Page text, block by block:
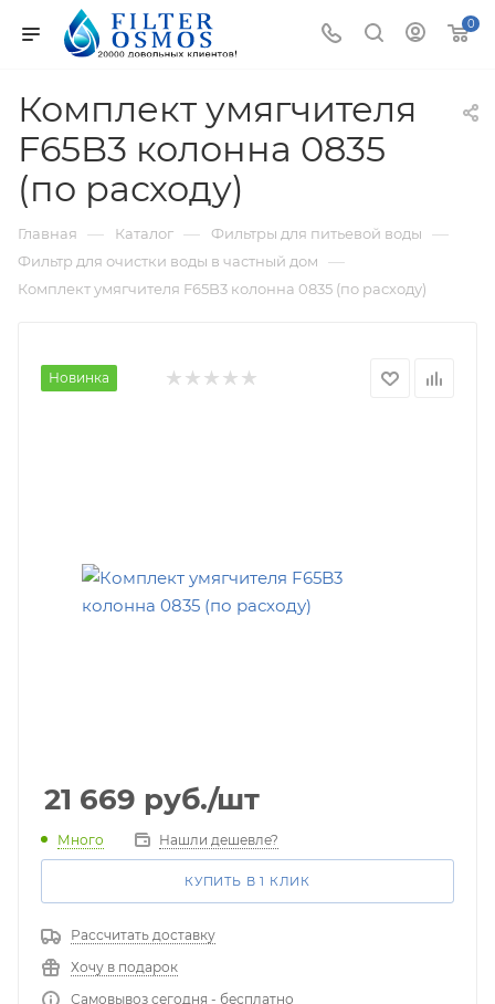
0
Комплект умягчителя
F65B3 колонна 0835
(по расходу)
Главная — Каталог — Фильтры для питьевой воды —
Фильтр для очистки воды в частный дом —
Комплект умягчителя F65B3 колонна 0835 (по расходу)
Новинка
21 669 руб./шт
Много Нашли дешевле?
КУПИТЬ В 1 КЛИК
Рассчитать доставку
Хочу в подарок
Самовывоз сегодня - бесплатно